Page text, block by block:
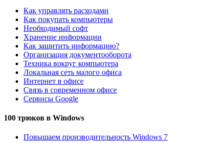
Как управлять расходами
Как покупать компьютеры
Необходимый софт
Хранение информации
Как защитить информацию?
Организация документооборота
Техника вокруг компьютера
Локальная сеть малого офиса
Интернет в офисе
Связь в современном офисе
Сервисы Google
100 трюков в Windows
Повышаем производительность Windows 7